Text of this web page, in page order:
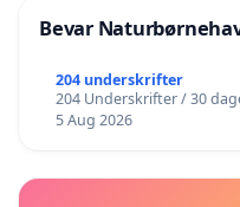
Bevar
204 underskrifter
204 Underskrifter / 30
5 Aug 2026